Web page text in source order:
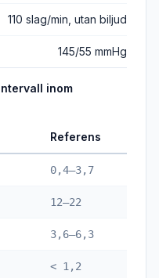
110 slag/min, utan biljud
145/55 mmHg
inom
Referens
0,4–3,7
12–22
3,6–6,3
< 1,2